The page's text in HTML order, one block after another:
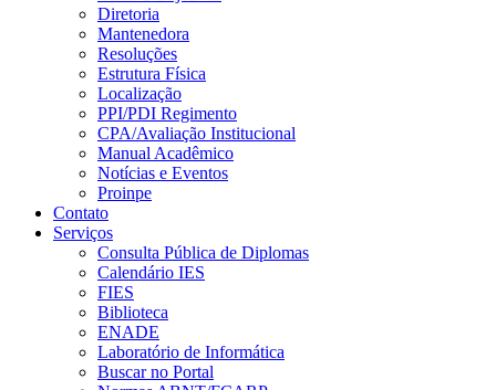
Diretoria
Mantenedora
Resoluções
Estrutura Física
Localização
PPI/PDI Regimento
CPA/Avaliação Institucional
Manual Acadêmico
Notícias e Eventos
Proinpe
Contato
Serviços
Consulta Pública de Diplomas
Calendário IES
FIES
Biblioteca
ENADE
Laboratório de Informática
Buscar no Portal